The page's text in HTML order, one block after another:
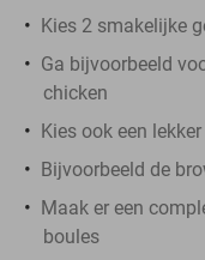
Kies 2 smakelijke
Ga bijvoorbeeld
chicken
Kies ook een
Bijvoorbeeld de
Maak er een
boules